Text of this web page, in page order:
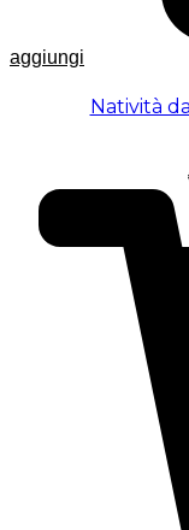
aggiungi
Natività